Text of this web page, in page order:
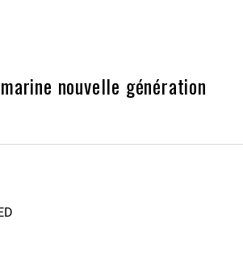
nouvelle génération